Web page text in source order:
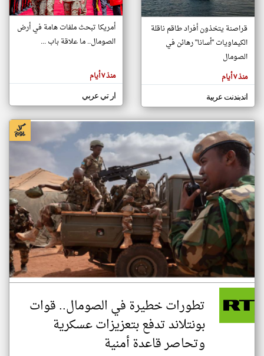
تغيير الدولة
اخبار الصومال على مدار الساعة
أهم اخبار الصومال العاجلة والمباشرة
المقالات
هنا عن
وجهة
كاتبيها.
قراصنة يتخذون أفراد طاقم ناقلة
الكيماويات "أسانا" رهائن في
الصومال
منذ ٧ أيام
اندبندنت عربية
أمريكا تبحث ملفات هامة في أرض
الصومال.. ما علاقة باب ...
منذ ٧ أيام
ار تي عربي
تطورات خطيرة في الصومال.. قوات
بونتلاند تدفع بتعزيزات عسكرية
وتحاصر قاعدة أمنية
klyoum.com